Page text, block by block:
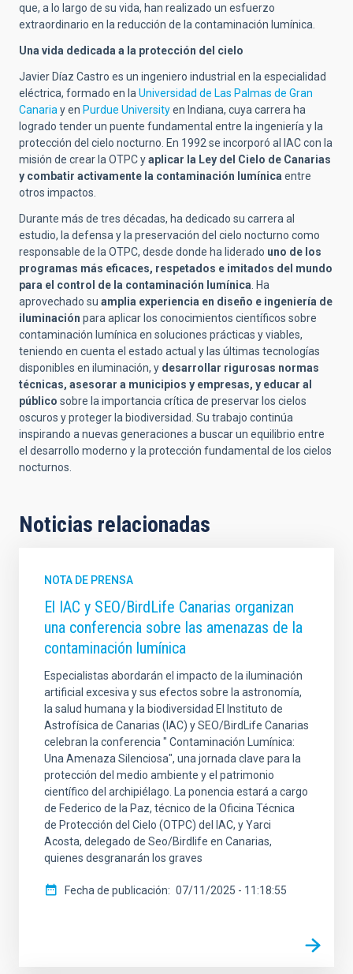
que, a lo largo de su vida, han realizado un esfuerzo
extraordinario en la reducción de la contaminación lumínica.
Una vida dedicada a la protección del cielo
Javier Díaz Castro es un ingeniero industrial en la especialidad
eléctrica, formado en la Universidad de Las Palmas de Gran
Canaria y en Purdue Universityen Indiana, cuya carrera ha
logrado tender un puente fundamental entre la ingeniería y la
protección del cielo nocturno. En 1992 se incorporó al IAC con la
misión de crear la OTPC yaplicar la Ley del Cielo de Canarias
y combatir activamente la contaminación lumínica entre
otros impactos.
Durante más de tres décadas, ha dedicado su carrera al
estudio, la defensa y la preservación del cielo nocturno como
responsable de la OTPC, desde donde ha liderado uno de los
programas más eficaces, respetados e imitados del mundo
para el control de la contaminación lumínica . Ha
aprovechado su amplia experiencia en diseño e ingeniería de
iluminación para aplicar los conocimientos científicos sobre
contaminación lumínica en soluciones prácticas y viables,
teniendo en cuenta el estado actual y las últimas tecnologías
disponibles en iluminación, y desarrollar rigurosas normas
técnicas, asesorar a municipios y empresas, y educar al
público sobre la importancia crítica de preservar los cielos
oscuros y proteger la biodiversidad. Su trabajo continúa
inspirando a nuevas generaciones a buscar un equilibrio entre
el desarrollo moderno y la protección fundamental de los cielos
nocturnos.
Noticias relacionadas
NOTA DE PRENSA
El IAC y SEO/BirdLife Canarias organizan
una conferencia sobre las amenazas de la
contaminación lumínica
Especialistas abordarán el impacto de la iluminación
artificial excesiva y sus efectos sobre la astronomía,
la salud humana y la biodiversidad El Instituto de
Astrofísica de Canarias (IAC) y SEO/BirdLife Canarias
celebran la conferencia " Contaminación Lumínica:
Una Amenaza Silenciosa", una jornada clave para la
protección del medio ambiente y el patrimonio
científico del archipiélago. La ponencia estará a cargo
de Federico de la Paz, técnico de la Oficina Técnica
de Protección del Cielo (OTPC) del IAC, y Yarci
Acosta, delegado de Seo/Birdlife en Canarias,
quienes desgranarán los graves
Fecha de publicación 07/11/2025 - 11:18:55